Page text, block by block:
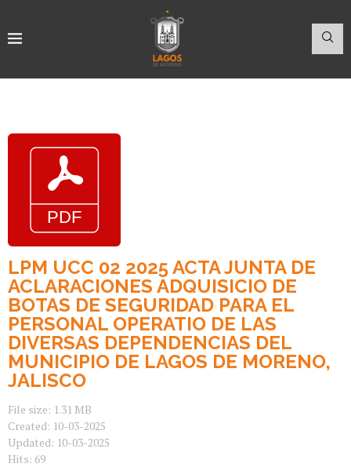
LPM UCC 02 2025 ACTA JUNTA DE
ACLARACIONES ADQUISICIO DE
BOTAS DE SEGURIDAD PARA EL
PERSONAL OPERATIO DE LAS
DIVERSAS DEPENDENCIAS DEL
MUNICIPIO DE LAGOS DE MORENO,
JALISCO
File size: 1.31 MB
Created: 10-03-2025
Updated: 10-03-2025
Hits: 69